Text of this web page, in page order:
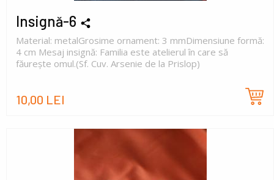
Insignă-6
Material: metalGrosime ornament: 3 mmDimensiune formă:
4 cm Mesaj insignă: Familia este atelierul în care să
făurește omul.(Sf. Cuv. Arsenie de la Prislop)
10,00 LEI